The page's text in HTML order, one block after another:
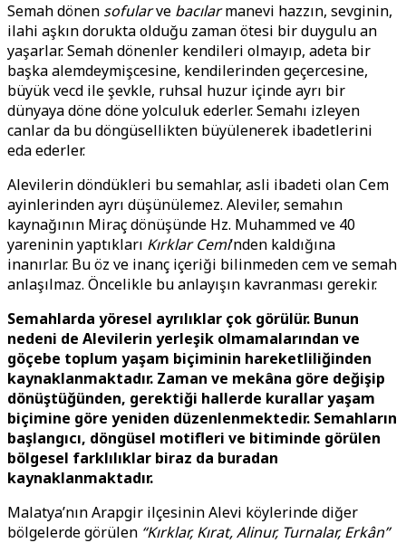
Semah dönen sofularve bacılarmanevi hazzın, sevginin,
ilahi aşkın dorukta olduğu zaman ötesi bir duygulu an
yaşarlar. Semah dönenler kendileri olmayıp, adeta bir
başka alemdeymişcesine, kendilerinden geçercesine,
büyük vecd ile şevkle, ruhsal huzur içinde ayrı bir
dünyaya döne döne yolculuk ederler. Semahı izleyen
canlar da bu döngüsellikten büyülenerek ibadetlerini
eda ederler.
Alevilerin döndükleri bu semahlar, asli ibadeti olan Cem
ayinlerinden ayrı düşünülemez. Aleviler, semahın
kaynağının Miraç dönüşünde Hz. Muhammed ve 40
yareninin yaptıkları Kırklar Cemi‘nden kaldığına
inanırlar. Bu öz ve inanç içeriği bilinmeden cem ve semah
anlaşılmaz. Öncelikle bu anlayışın kavranması gerekir.
Semahlarda yöresel ayrılıklar çok görülür. Bunun
nedeni de Alevilerin yerleşik olmamalarından ve
göçebe toplum yaşam biçiminin hareketliliğinden
kaynaklanmaktadır. Zaman ve mekâna göre değişip
dönüştüğünden, gerektiği hallerde kurallar yaşam
biçimine göre yeniden düzenlenmektedir. Semahların
başlangıcı, döngüsel motifleri ve bitiminde görülen
bölgesel farklılıklar biraz da buradan
kaynaklanmaktadır.
Malatya’nın Arapgir ilçesinin Alevi köylerinde diğer
bölgelerde görülen “Kırklar, Kırat, Alinur, Turnalar, Erkân”